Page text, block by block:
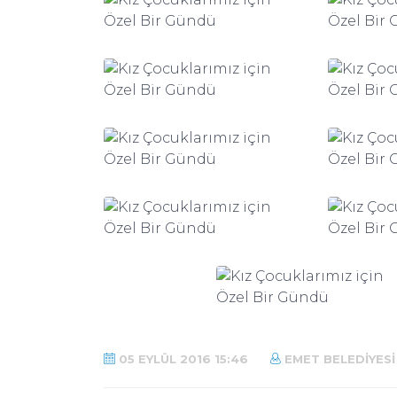
05 EYLÜL 2016 15:46 EMET BELEDIYESI